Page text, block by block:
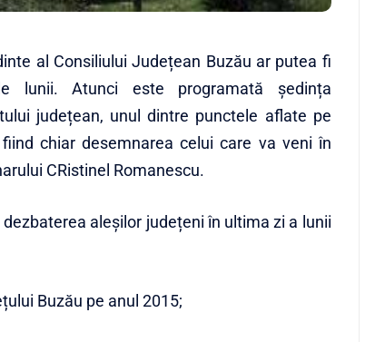
al Consiliului Județean Buzău ar putea fi
lunii. Atunci este programată ședința
județean, unul dintre punctele aflate pe
chiar desemnarea celui care va veni în
CRistinel Romanescu.
aleșilor județeni în ultima zi a lunii
Buzău pe anul 2015;